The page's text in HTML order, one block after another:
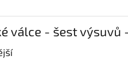
válce - šest výsuvů